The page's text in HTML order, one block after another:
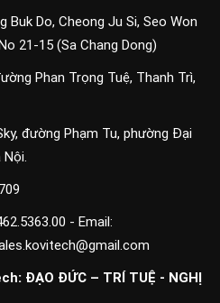
Buk Do, Cheong Ju Si, Seo Won
21-15 (Sa Chang Dong)
Phan Trọng Tuệ, Thanh Trì,
đường Phạm Tu, phường Đại
Nội.
- Email:
ĐẠO ĐỨC – TRÍ TUỆ - NGHỊ